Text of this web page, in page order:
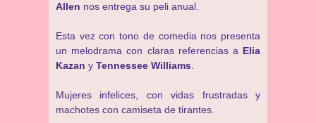
Allen nos entrega su peli anual.
Esta vez con tono de comedia nos presenta
un melodrama con claras referencias a Elia
Kazan y Tennessee Williams
Mujeres infelices, con vidas frustradas y
machotes con camiseta de tirantes.